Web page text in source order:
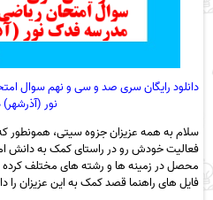
دانلود رایگان سری صد و سی و نهم سوال
نور (آذرشهر)
سلام به همه عزیزان جزوه سیتی، همونطور
فعالیت خودش رو در راستای کمک به دانش
محصل در زمینه ها و رشته های مختلف کرده و
فایل های راهنما قصد کمک به این عزیزان را